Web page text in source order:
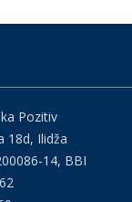
Pozitiv
18d, Ilidža
14, BBI